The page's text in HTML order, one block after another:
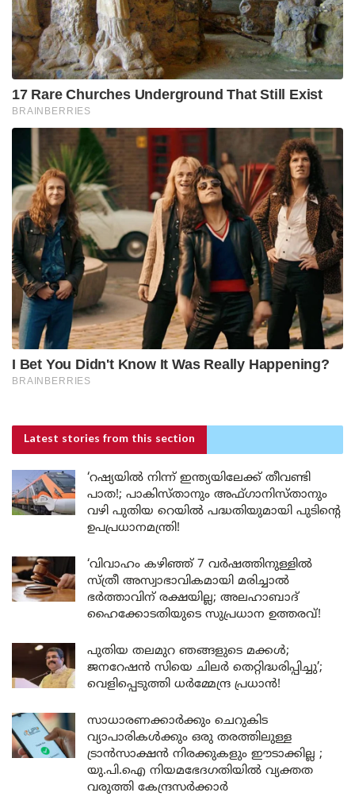
Latest stories from this section
‘റഷ്യയിൽ നിന്ന് ഇന്ത്യയിലേക്ക് തീവണ്ടി
പാത!; പാകിസ്താനും അഫ്ഗാനിസ്താനും
വഴി പുതിയ റെയിൽ പദ്ധതിയുമായി പുടിന്റെ
ഉപപ്രധാനമന്ത്രി!
‘വിവാഹം കഴിഞ്ഞ് 7 വർഷത്തിനുള്ളിൽ
സ്ത്രീ അസ്വാഭാവികമായി മരിച്ചാൽ
ഭർത്താവിന് രക്ഷയില്ല; അലഹാബാദ്
ഹൈക്കോടതിയുടെ സുപ്രധാന ഉത്തരവ്!
പുതിയ തലമുറ ഞങ്ങളുടെ മക്കൾ;
ജനറേഷൻ സിയെ ചിലർ തെറ്റിദ്ധരിപ്പിച്ചു’;
വെളിപ്പെടുത്തി ധർമ്മേന്ദ്ര പ്രധാൻ!
സാധാരണക്കാർക്കും ചെറുകിട
വ്യാപാരികൾക്കും ഒരു തരത്തിലുള്ള
ട്രാൻസാക്ഷൻ നിരക്കുകളും ഈടാക്കില്ല ;
യു.പി.ഐ നിയമഭേദഗതിയിൽ വ്യക്തത
വരുത്തി കേന്ദ്രസർക്കാർ